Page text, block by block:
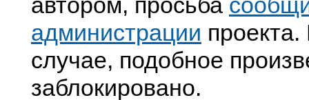
администрации
случае, подобное
заблокировано.